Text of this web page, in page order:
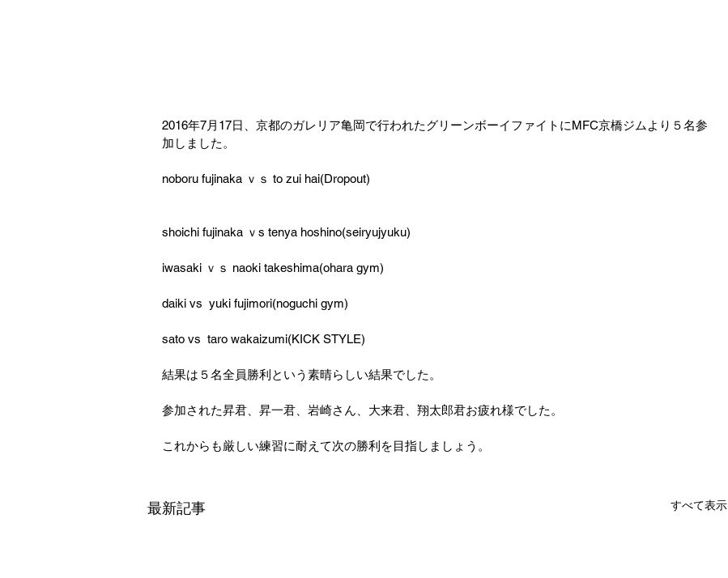
2016年7月17日、京都のガレリア亀岡で行われたグリーンボーイファイトにMFC京橋ジムより５名参
加しました。
noboru fujinaka ｖｓ to zui hai(Dropout)
shoichi fujinaka ｖs tenya hoshino(seiryujyuku)
iwasaki ｖｓ naoki takeshima(ohara gym)
daiki vs  yuki fujimori(noguchi gym)
sato vs  taro wakaizumi(KICK STYLE)
結果は５名全員勝利という素晴らしい結果でした。
参加された昇君、昇一君、岩崎さん、大来君、翔太郎君お疲れ様でした。
これからも厳しい練習に耐えて次の勝利を目指しましょう。
最新記事 すべて表示